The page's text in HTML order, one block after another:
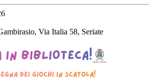
Via Italia 58, Seriate